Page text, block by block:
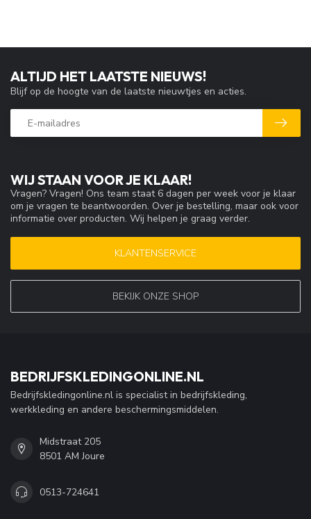
WIJ STAAN VOOR JE KLAAR!
Vragen? Vragen! Ons team staat 6 dagen per week voor je klaar
om je vragen te beantwoorden. Over je bestelling, maar ook voor
informatie over producten. Wij helpen je graag verder.
KLANTENSERVICE
BEKIJK ONZE SHOP
ALTIJD HET LAATSTE NIEUWS!
Blijf op de hoogte van de laatste nieuwtjes en acties.
BEDRIJFSKLEDINGONLINE.NL
Bedrijfskledingonline.nl is specialist in bedrijfskleding,
werkkleding en andere beschermingsmiddelen.
Midstraat 205
8501 AM Joure
0513-724641